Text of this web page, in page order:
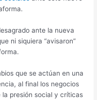
ante la nueva
ni siquiera “avisaron”
que se actúan en una
al final los negocios
la presión social y críticas